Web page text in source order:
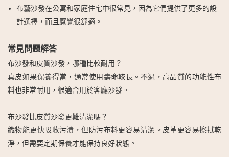
布藝沙發在公寓和家庭住宅中很常見，因為它們提供了更多的設
計選擇，而且感覺很舒適。
常見問題解答
布沙發和皮質沙發，哪種比較耐用？
真皮如果保養得當，通常使用壽命較長。不過，高品質的功能性布
料也非常耐用，很適合用於客廳沙發。
布沙發比皮質沙發更難清潔嗎？
織物能更快吸收污漬，但防污布料更容易清潔。皮革更容易擦拭乾
淨，但需要定期保養才能保持良好狀態。